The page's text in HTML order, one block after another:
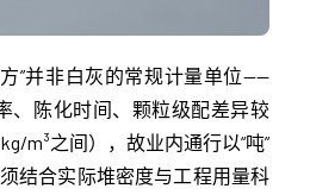
”并非白灰的常规计量单位——
、陈化时间、颗粒级配差异较
m³之间），故业内通行以“吨”
结合实际堆密度与工程用量科